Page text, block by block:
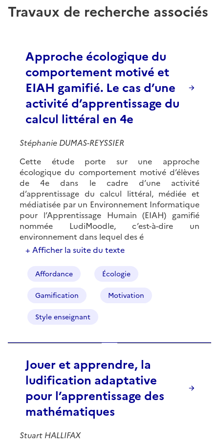
Travaux de recherche associés
Approche écologique du
comportement motivé et
EIAH gamifié. Le cas d’une
activité d’apprentissage du
calcul littéral en 4e
Stéphanie DUMAS-REYSSIER
Cette étude porte sur une approche
écologique du comportement motivé d’élèves
de 4e dans le cadre d’une activité
d’apprentissage du calcul littéral, médiée et
médiatisée par un Environnement Informatique
pour l’Apprentissage Humain (EIAH) gamifié
nommée LudiMoodle, c’est-à-dire un
environnement dans lequel des é
+ Afficher la suite du texte
Affordance Écologie
Gamification Motivation
Style enseignant
Jouer et apprendre, la
ludification adaptative
pour l’apprentissage des
mathématiques
Stuart HALLIFAX